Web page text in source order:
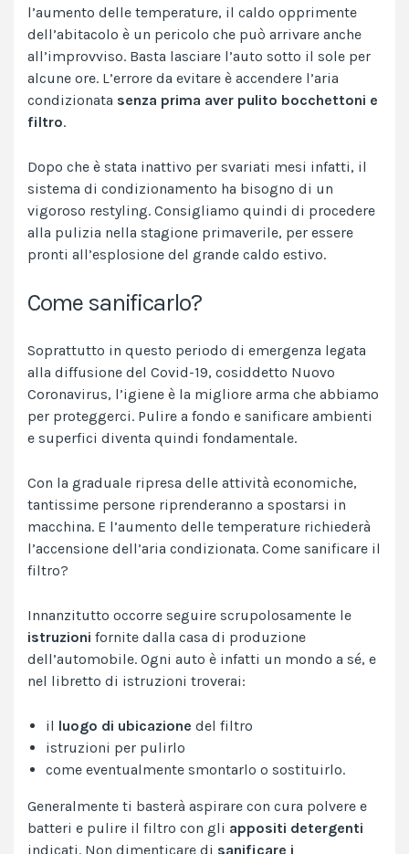
l’aumento delle temperature, il caldo opprimente
dell’abitacolo è un pericolo che può arrivare anche
all’improvviso. Basta lasciare l’auto sotto il sole per
alcune ore. L’errore da evitare è accendere l’aria
condizionata senza prima aver pulito bocchettoni e
filtro.
Dopo che è stata inattivo per svariati mesi infatti, il
sistema di condizionamento ha bisogno di un
vigoroso restyling. Consigliamo quindi di procedere
alla pulizia nella stagione primaverile, per essere
pronti all’esplosione del grande caldo estivo.
Come sanificarlo?
Soprattutto in questo periodo di emergenza legata
alla diffusione del Covid-19, cosiddetto Nuovo
Coronavirus, l’igiene è la migliore arma che abbiamo
per proteggerci. Pulire a fondo e sanificare ambienti
e superfici diventa quindi fondamentale.
Con la graduale ripresa delle attività economiche,
tantissime persone riprenderanno a spostarsi in
macchina. E l’aumento delle temperature richiederà
l’accensione dell’aria condizionata. Come sanificare il
filtro?
Innanzitutto occorre seguire scrupolosamente le
istruzioni fornite dalla casa di produzione
dell’automobile. Ogni auto è infatti un mondo a sé, e
nel libretto di istruzioni troverai:
il luogo di ubicazione del filtro
istruzioni per pulirlo
come eventualmente smontarlo o sostituirlo.
Generalmente ti basterà aspirare con cura polvere e
batteri e pulire il filtro con gli appositi detergenti
indicati. Non dimenticare di sanificare i